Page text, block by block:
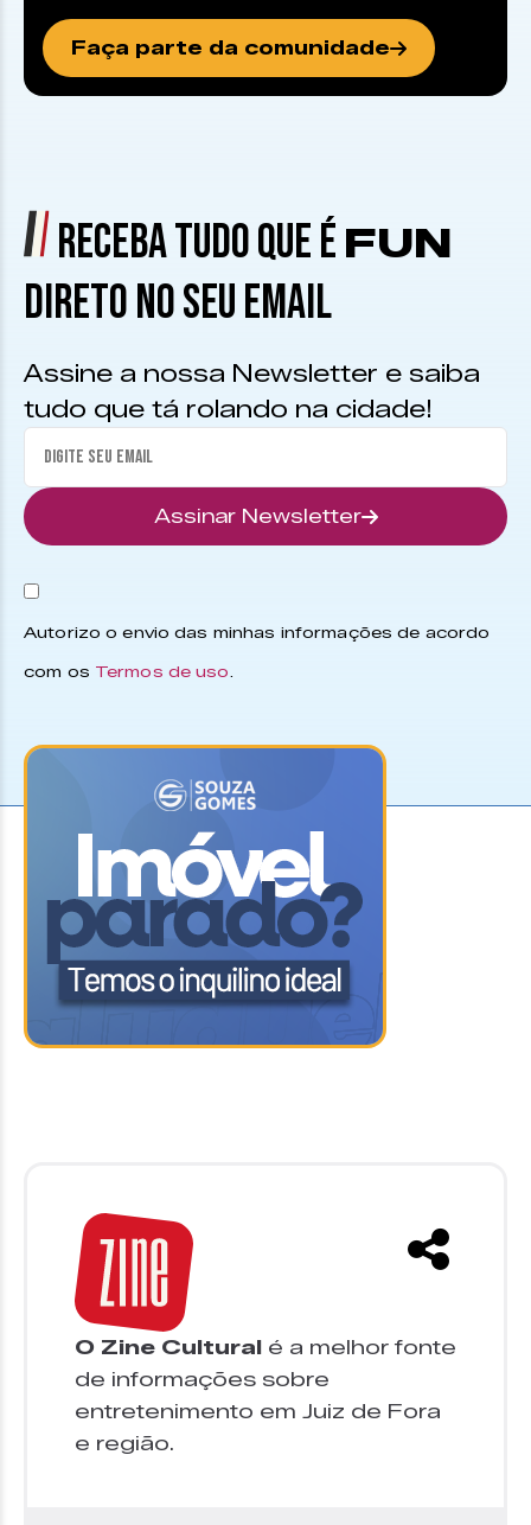
Faça parte da comunidade
RECEBA TUDO QUE É FUN
DIRETO NO SEU EMAIL
Assine a nossa Newsletter e saiba
tudo que tá rolando na cidade!
Assinar Newsletter
Autorizo o envio das minhas informações de acordo
com os Termos de uso.
O Zine Cultural é a melhor fonte
de informações sobre
entretenimento em Juiz de Fora
e região.